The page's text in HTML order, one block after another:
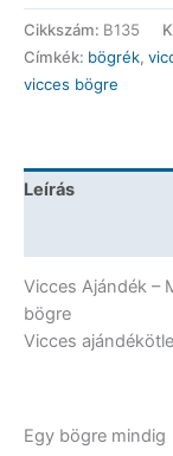
-
Minél
több
embert
-
mennyiség
Cikkszám: B135
Címkék: bögrék,
vicces bögre
Leírás
Vicces Ajándék –
bögre
Vicces
Egy bögre